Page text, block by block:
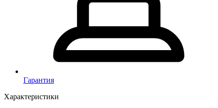
Гарантия
Характеристики